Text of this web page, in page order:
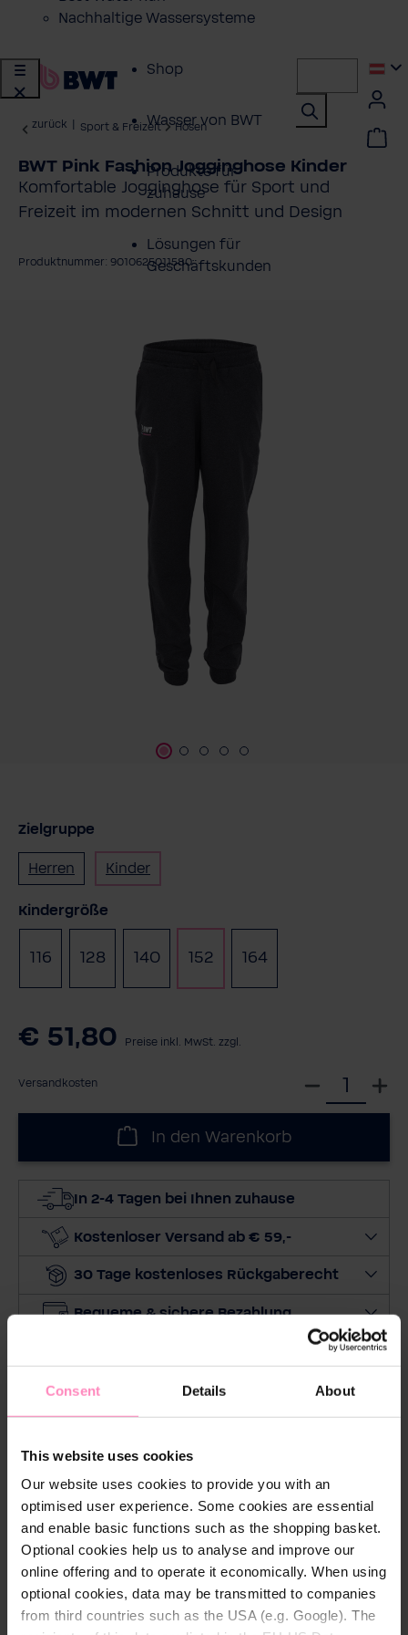
Consent Details About
This website uses cookies
Our website uses cookies to provide you with an
optimised user experience. Some cookies are essential
and enable basic functions such as the shopping basket.
Optional cookies help us to analyse and improve our
online offering and to operate it economically. When using
optional cookies, data may be transmitted to companies
from third countries such as the USA (e.g. Google). The
Nachhaltige Wassersysteme
Shop
Wasser von BWT
Produkte für
zuhause
Lösungen für
Geschäftskunden
zurück Sport & Freizeit Hosen
BWT Pink Fashion Jogginghose Kinder
Komfortable Jogginghose für Sport und
Freizeit im modernen Schnitt und Design
Produktnummer: 9010625011580
Zielgruppe
Herren Kinder
Kindergröße
116 128 140 152 164
€ 51,80 Preise inkl. MwSt. zzgl.
Versandkosten
W
e
e
e
g
e
a
In den Warenkorb
In 2-4 Tagen bei Ihnen zuhause
Kostenloser Versand ab € 59,-
30 Tage kostenloses Rückgaberecht
Bequeme & sichere Bezahlung
Zertifizierungen:
Global Organic Textile Standard (GOTS)
Beschreibung